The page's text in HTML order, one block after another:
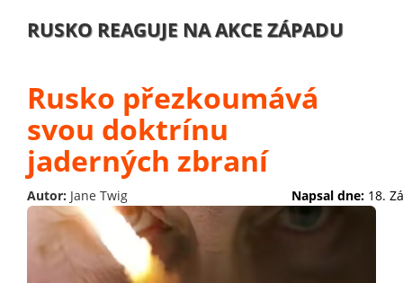
RUSKO REAGUJE NA AKCE ZÁPADU
Rusko přezkoumává
svou doktrínu
jaderných zbraní
Autor: Jane Twig Napsal dne: 18.